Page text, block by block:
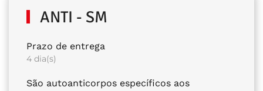
ANTI - SM
Prazo de entrega
4 dia(s)
São autoanticorpos específicos aos